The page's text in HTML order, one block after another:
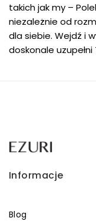
takich jak my –
niezależnie od
dla siebie. Wejdź i
doskonale
Informacje
Blog